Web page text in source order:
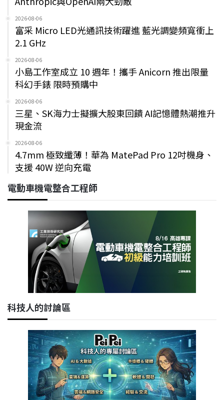
2026-08-06
富采 Micro LED光通訊技術躍進 藍光調變頻寬衝上
2.1 GHz
2026-08-06
小島工作室成立 10 週年！攜手 Anicorn 推出限量
科幻手錶 限時預購中
2026-08-06
三星、SK海力士擬擴大股東回饋 AI記憶體熱潮推升
現金流
2026-08-06
4.7mm 極致纖薄！華為 MatePad Pro 12吋機身、
支援 40W 逆向充電
電動車機電整合工程師
科技人的討論區